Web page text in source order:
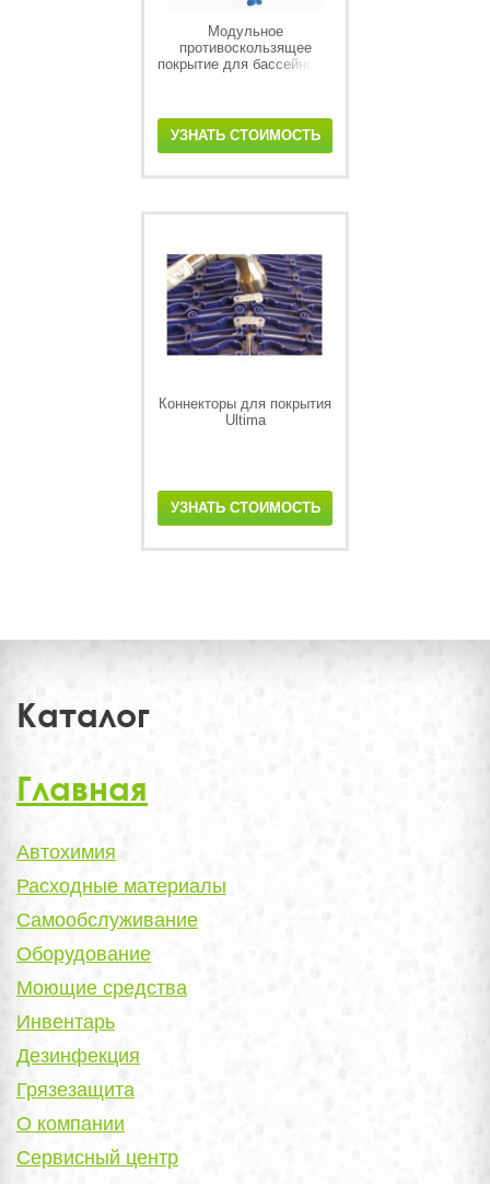
Модульное
противоскользящее
покрытие для бассейнов и
УЗНАТЬ СТОИМОСТЬ
Коннекторы для покрытия
Ultima
УЗНАТЬ СТОИМОСТЬ
Каталог
Главная
Автохимия
Расходные материалы
Самообслуживание
Оборудование
Моющие средства
Инвентарь
Дезинфекция
Грязезащита
О компании
Сервисный центр